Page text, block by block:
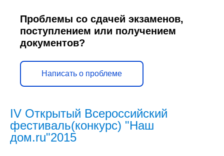
Проблемы со сдачей экзаменов,
поступлением или получением
документов?
Написать о проблеме
IV Открытый Всероссийский
фестиваль(конкурс) "Наш
дом.ru"2015